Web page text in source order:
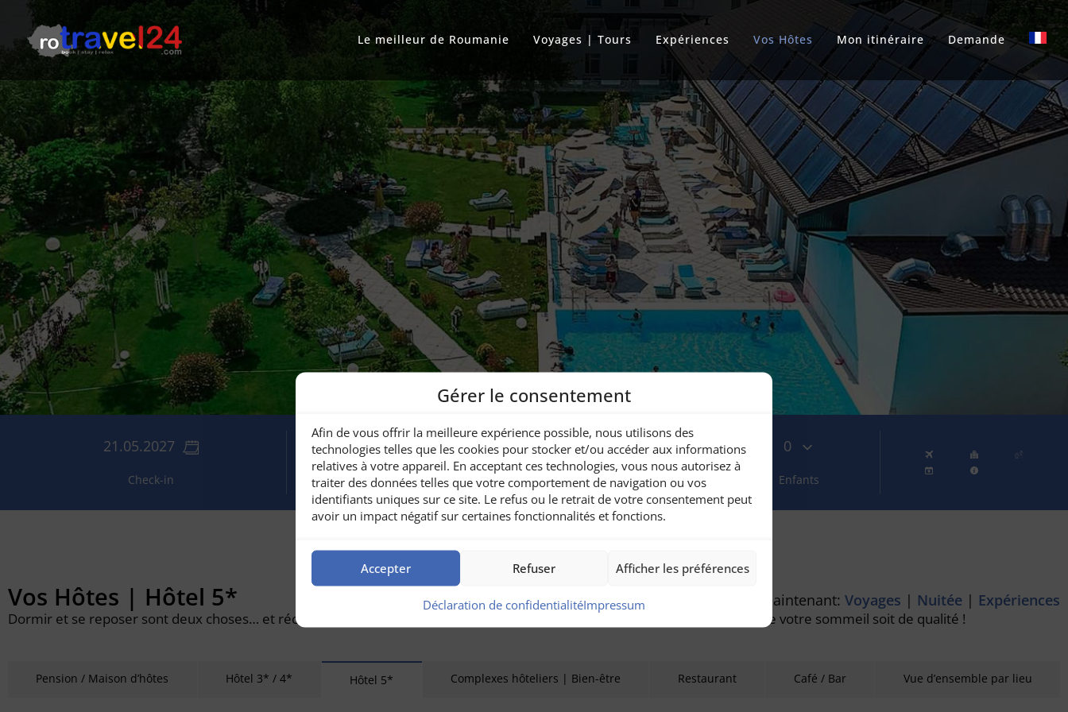
Gérer le consentement
Afin de vous offrir la meilleure expérience possible, nous utilisons des
technologies telles que les cookies pour stocker et/ou accéder aux informations
relatives à votre appareil. En acceptant ces technologies, vous nous autorisez à
traiter des données telles que votre comportement de navigation ou vos
identifiants uniques sur ce site. Le refus ou le retrait de votre consentement peut
avoir un impact négatif sur certaines fonctionnalités et fonctions.
Accepter Refuser Afficher les préférences
Déclaration de confidentialitéImpressum
Le meilleur de Roumanie Voyages | Tours Expériences Vos Hôtes Mon itinéraire Demande
21.05.2027
Check-in
29.05.2027
Check-out
2
Adultes
0
Enfants
Vos Hôtes | Hôtel 5* Informer maintenant: Voyages | Nuitée | Expériences
Dormir et se reposer sont deux choses… et récupérer en même temps en est une troisième. Nous vous informons pour que votre sommeil soit de qualité !
Pension / Maison d’hôtes Hôtel 3* / 4* Hôtel 5* Complexes hôteliers | Bien-être Restaurant Café / Bar Vue d’ensemble par lieu